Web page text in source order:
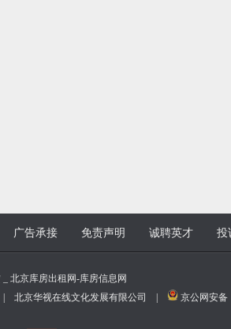
广告承接 免责声明 诚聘英才 投
北京库房出租网-库房信息网
| 北京华视在线文化发展有限公司 |
京公网安备